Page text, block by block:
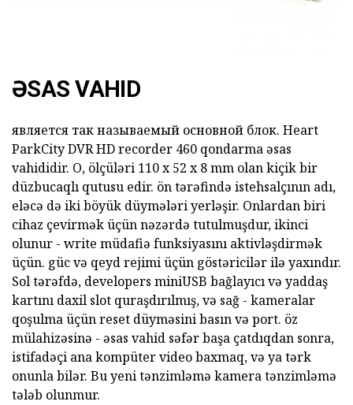
ƏSAS VAHID
является так называемый основной блок. Heart
ParkCity DVR HDrecorder 460 qondarma əsas
vahididir. O, ölçüləri 110 x 52 x 8 mm olan kiçik bir
düzbucaqlı qutusu edir. ön tərəfində istehsalçının adı,
eləcə də iki böyük düymələri yerləşir. Onlardan biri
cihaz çevirmək üçün nəzərdə tutulmuşdur, ikinci
olunur - write müdafiə funksiyasını aktivləşdirmək
üçün. güc və qeyd rejimi üçün göstəricilər ilə yaxındır.
Sol tərəfdə, developers miniUSB bağlayıcı və yaddaş
kartını daxil slot quraşdırılmış, və sağ - kameralar
qoşulma üçün reset düyməsini basın və port. öz
mülahizəsinə - əsas vahid səfər başa çatdıqdan sonra,
istifadəçi ana kompüter video baxmaq, və ya tərk
onunla bilər. Bu yeni tənzimləmə kamera tənzimləmə
tələb olunmur.